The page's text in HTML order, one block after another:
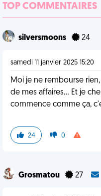
TOP COMMENTAIRES
silversmoons 24
samedi 11 janvier 2025 15:20
Moi je ne rembourse
de mes affaires... Et je
commence comme ça,
24 0
Grosmatou 27